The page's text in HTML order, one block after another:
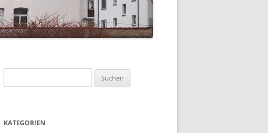
nach:
KATEGORIEN